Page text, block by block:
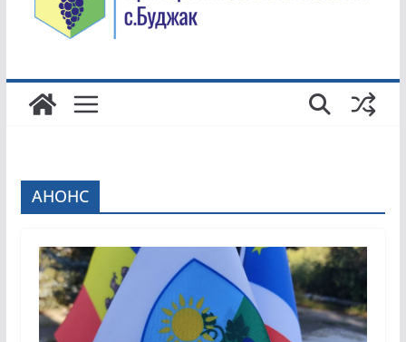
Всемирный день борьбы с торговлей
людьми.
благоустройству территории
АНОНС